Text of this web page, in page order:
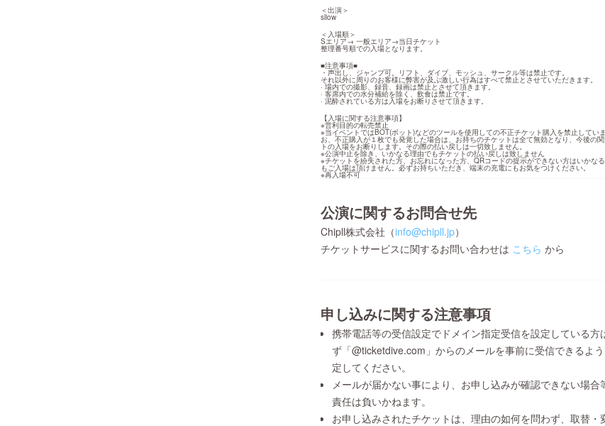
＜出演＞
sllow
＜入場順＞
Sエリア→ 一般エリア→当日チケット
整理番号順での入場となります。
■注意事項■
・声出し、ジャンプ可。リフト、ダイブ、モッシュ、サークル等は禁止です。
それ以外に周りのお客様に弊害が及ぶ激しい行為はすべて禁止とさせていただきます。
· 場内での撮影、録音、録画は禁止とさせて頂きます。
· 客席内での水分補給を除く、飲食は禁止です。
· 泥酔されている方は入場をお断りさせて頂きます。
【入場に関する注意事項】
※営利目的の転売禁止
※当イベントではBOT(ボット)などのツールを使用しての不正チケット購入を禁止してい
お、不正購入が１枚でも発覚した場合は、お持ちのチケットは全て無効となり、今後の
トの入場をお断りします。その際の払い戻しは一切致しません。
※公演中止を除き、いかなる理由でもチケットの払い戻しは致しません
※チケットを紛失された方、お忘れになった方、QRコードの提示ができない方はいかな
もご入場は頂けません。必ずお持ちいただき、端末の充電にもお気をつけください。
※再入場不可
公演に関するお問合せ先
Chipll株式会社（info@chipll.jp）
チケットサービスに関するお問い合わせは こちら から
申し込みに関する注意事項
携帯電話等の受信設定でドメイン指定受信を設定している方
ず「@ticketdive.com」からのメールを事前に受信できるよ
定してください。
メールが届かない事により、お申し込みが確認できない場合
責任は負いかねます。
お申し込みされたチケットは、理由の如何を問わず、取替・